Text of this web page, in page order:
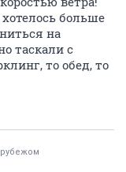
больше
на
таскали с
то обед, то